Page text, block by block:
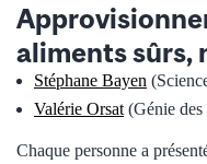
aliments sûrs,
Stéphane Bayen
Valérie Orsat (Génie des
Chaque personne a